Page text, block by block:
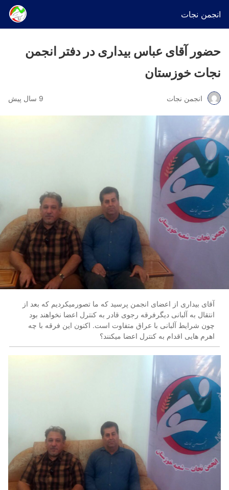
انجمن نجات
حضور آقای عباس بیداری در دفتر انجمن
نجات خوزستان
انجمن نجات 9 سال پیش
آقای بیداری از اعضای انجمن پرسید که ما تصورمیکردیم که بعد از
انتقال به آلبانی دیگرفرقه رجوی قادر به کنترل اعضا نخواهند بود
چون شرایط آلبانی با عراق متفاوت است. اکنون این فرقه با چه
اهرم هایی اقدام به کنترل اعضا میکنند؟